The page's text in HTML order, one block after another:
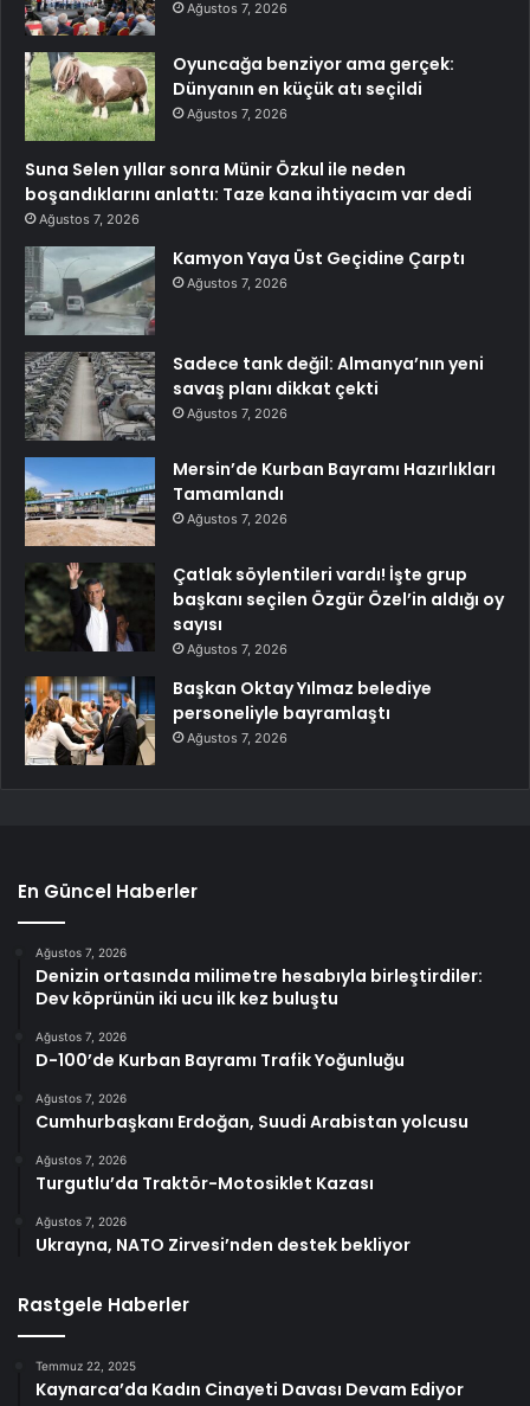
Ağustos 7, 2026
Oyuncağa benziyor ama gerçek:
Dünyanın en küçük atı seçildi
Ağustos 7, 2026
Suna Selen yıllar sonra Münir Özkul ile neden
boşandıklarını anlattı: Taze kana ihtiyacım var dedi
Ağustos 7, 2026
Kamyon Yaya Üst Geçidine Çarptı
Ağustos 7, 2026
Sadece tank değil: Almanya’nın yeni
savaş planı dikkat çekti
Ağustos 7, 2026
Mersin’de Kurban Bayramı Hazırlıkları
Tamamlandı
Ağustos 7, 2026
Çatlak söylentileri vardı! İşte grup
başkanı seçilen Özgür Özel’in aldığı oy
sayısı
Ağustos 7, 2026
Başkan Oktay Yılmaz belediye
personeliyle bayramlaştı
Ağustos 7, 2026
En Güncel Haberler
Ağustos 7, 2026
Denizin ortasında milimetre hesabıyla birleştirdiler:
Dev köprünün iki ucu ilk kez buluştu
Ağustos 7, 2026
D-100’de Kurban Bayramı Trafik Yoğunluğu
Ağustos 7, 2026
Cumhurbaşkanı Erdoğan, Suudi Arabistan yolcusu
Ağustos 7, 2026
Turgutlu’da Traktör-Motosiklet Kazası
Ağustos 7, 2026
Ukrayna, NATO Zirvesi’nden destek bekliyor
Rastgele Haberler
Temmuz 22, 2025
Kaynarca’da Kadın Cinayeti Davası Devam Ediyor